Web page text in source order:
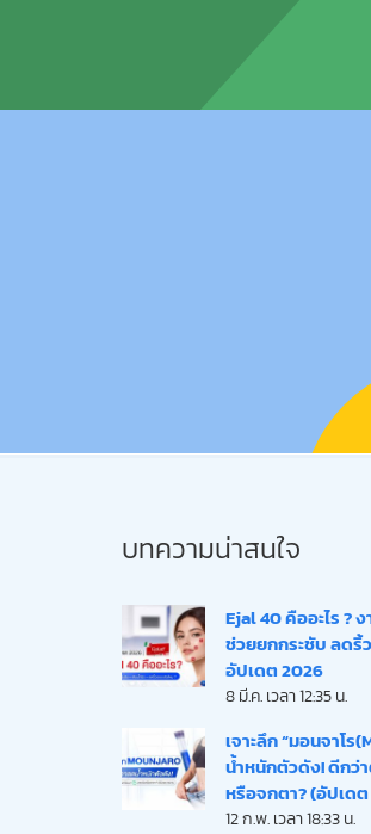
บทความน่าสนใจ
Ejal 40 คืออะไร ?
ช่วยยกกระชับ ลดริ้
อัปเดต 2026
8 มี.ค. เวลา 12:35 น.
เจาะลึก “มอนจาโ
น้ำหนักตัวดัง! ดีกว่
หรือจกตา? (อัปเด
12 ก.พ. เวลา 18:33 น.